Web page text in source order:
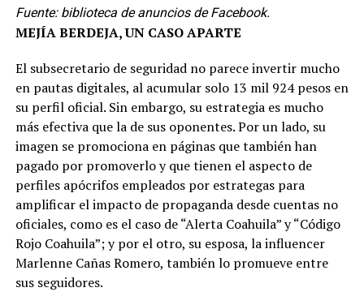
Fuente: biblioteca de anuncios de Facebook.
MEJÍA BERDEJA, UN CASO APARTE
El subsecretario de seguridad no parece invertir mucho
en pautas digitales, al acumular solo 13 mil 924 pesos en
su perfil oficial. Sin embargo, su estrategia es mucho
más efectiva que la de sus oponentes. Por un lado, su
imagen se promociona en páginas que también han
pagado por promoverlo y que tienen el aspecto de
perfiles apócrifos empleados por estrategas para
amplificar el impacto de propaganda desde cuentas no
oficiales, como es el caso de “Alerta Coahuila” y “Código
Rojo Coahuila”; y por el otro, su esposa, la influencer
Marlenne Cañas Romero, también lo promueve entre
sus seguidores.